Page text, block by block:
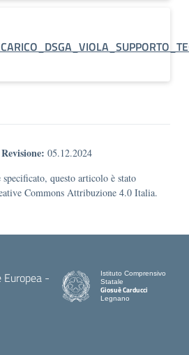
Revisione: 05.12.2024
questo articolo è stato
Commons Attribuzione 4.0 Italia.
Istituto Comprensivo
Statale
Giosuè Carducci
Legnano